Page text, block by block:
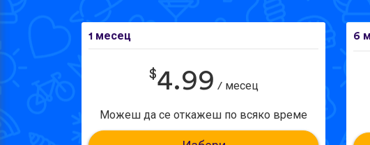
1 месец
$4.99 / месец
Можеш да се откажеш по всяко време
6